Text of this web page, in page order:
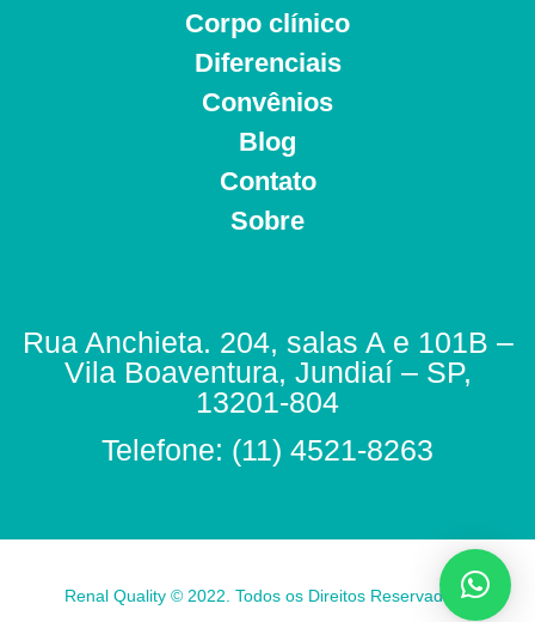
Corpo clínico
Diferenciais
Convênios
Blog
Contato
Sobre
Rua Anchieta. 204, salas A e 101B –
Vila Boaventura, Jundiaí – SP,
13201-804
Telefone: (11) 4521-8263
Renal Quality © 2022. Todos os Direitos Reservados.